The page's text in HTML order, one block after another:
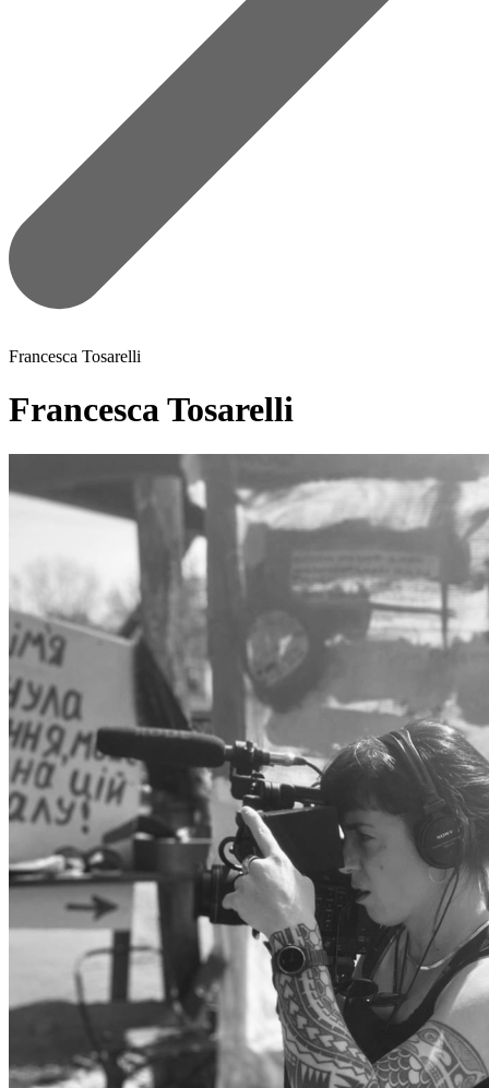
Francesca Tosarelli
Francesca Tosarelli